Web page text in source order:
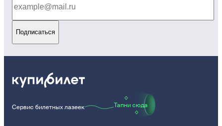
Подписаться
Сервис билетных лазеек Тапни сюда